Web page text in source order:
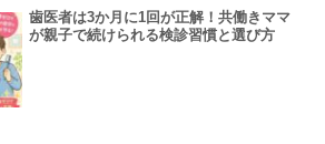
歯医者は3か月に1回が正解！共働きママ
が親子で続けられる検診習慣と選び方